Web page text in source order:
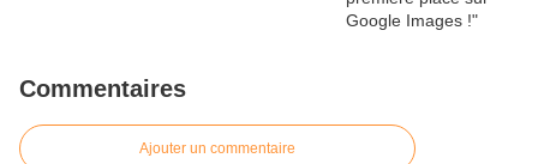
Commentaires
Ajouter un commentaire